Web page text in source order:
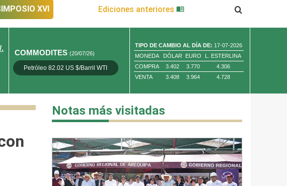
XVI Ediciones anteriores
.
COMMODITES(20/07/26)
Petróleo 82.02 US $/Barril WTI Oro 4,010.80 US $/ Oz. Tr.
TIPO DE CAMBIO AL DÍA DE: 17-07-2026
MONEDA
DÓLAR EURO
L. ESTERLINA
COMPRA
3.402 3.770
4.306
VENTA
3.408 3.964 4.728
Notas más visitadas